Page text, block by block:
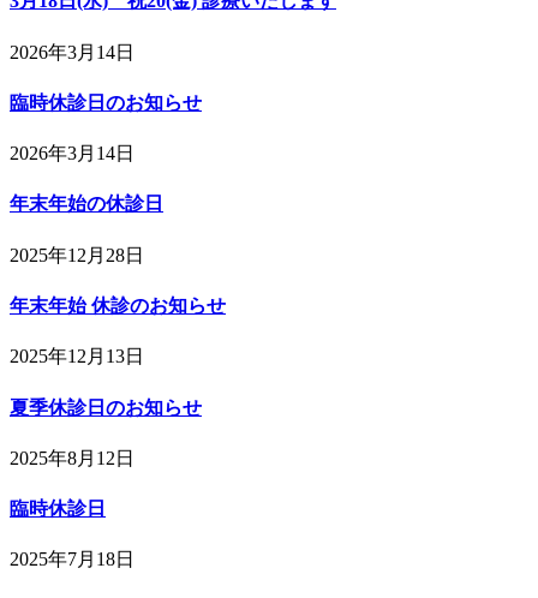
2026年3月14日
臨時休診日のお知らせ
2026年3月14日
年末年始の休診日
2025年12月28日
年末年始 休診のお知らせ
2025年12月13日
夏季休診日のお知らせ
2025年8月12日
臨時休診日
2025年7月18日